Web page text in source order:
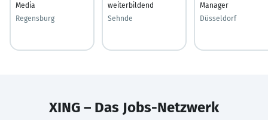
Media
Regensburg
weiterbildend
Sehnde
Manager
Düsseldorf
XING – Das Jobs-Netzwerk